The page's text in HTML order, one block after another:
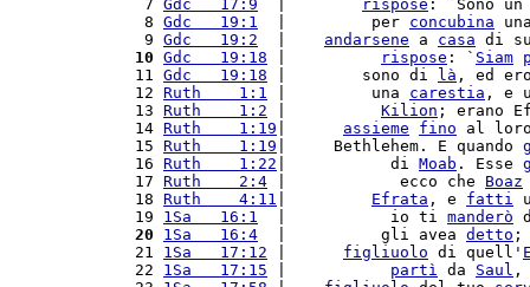
7 Gdc   17:9 rispose : `Sono
8 Gdc   19:1
  |         per
concubina
9 Gdc   19:2 andarsene a casa di
10 Gdc   19:18 rispose : ` Siam
11 Gdc   19:18 |        sono di là , ed
12 Ruth    1:1 |         una carestia , e
13 Ruth    1:2 Kilion ; erano
14 Ruth    1:19 assieme fino al
15 Ruth    1:19 |     Bethlehem. E quando
16 Ruth    1:22 |           di Moab . Esse
17 Ruth    2:4 |            ecco che Boaz
18 Ruth    4:11 Efrata , e fatti
19 1Sa   16:1
  |           io ti
manderò
20
1Sa   16:4
  |          gli avea
detto ;
21 1Sa   17:12 figliuolo di quell'
22 1Sa   17:15 partì da Saul ,